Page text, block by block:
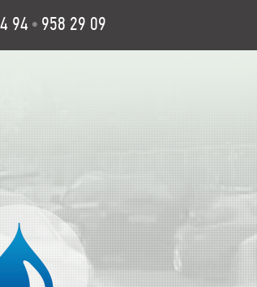
94 • 958 29 09